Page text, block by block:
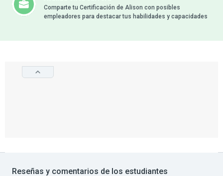
Comparte tu Certificación de Alison con posibles
empleadores para destacar tus habilidades y capacidades
Reseñas y comentarios de los estudiantes